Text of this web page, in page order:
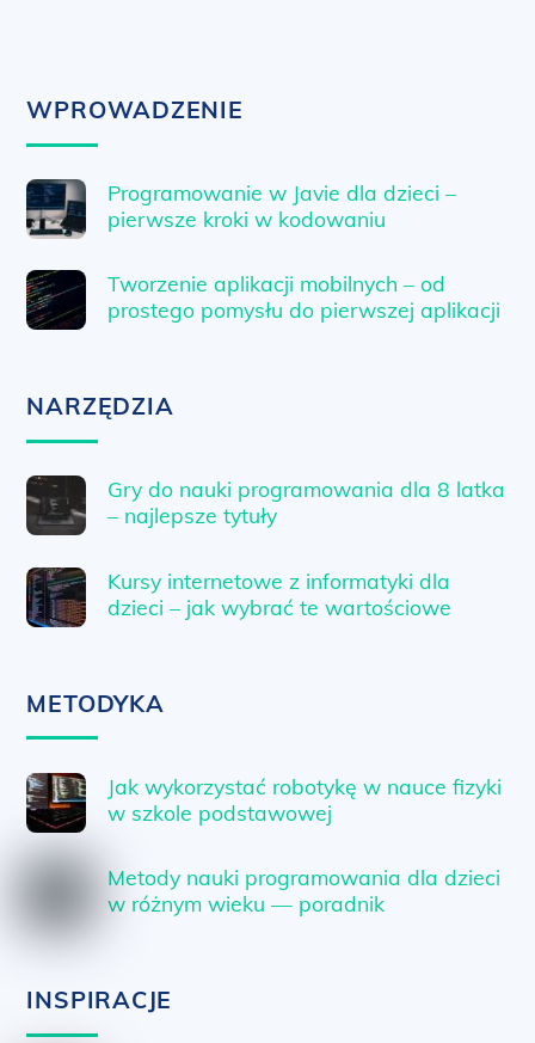
WPROWADZENIE
Programowanie w Javie dla dzieci –
pierwsze kroki w kodowaniu
Tworzenie aplikacji mobilnych – od
prostego pomysłu do pierwszej aplikacji
NARZĘDZIA
Gry do nauki programowania dla 8 latka
– najlepsze tytuły
Kursy internetowe z informatyki dla
dzieci – jak wybrać te wartościowe
METODYKA
Jak wykorzystać robotykę w nauce fizyki
w szkole podstawowej
Metody nauki programowania dla dzieci
w różnym wieku — poradnik
INSPIRACJE